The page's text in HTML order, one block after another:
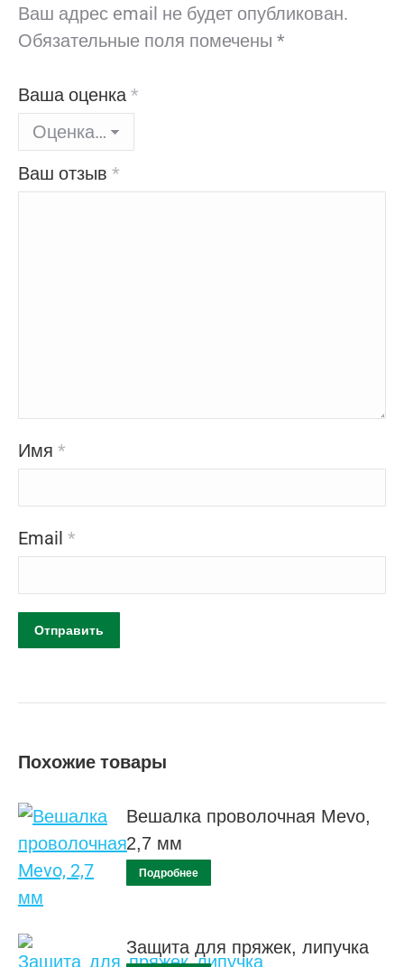
Ваш адрес email не будет опубликован.
Обязательные поля помечены *
Ваша оценка *
Ваш отзыв *
Имя *
Email *
Похожие товары
Вешалка проволочная Mevo,
2,7 мм
Подробнее
Защита для пряжек, липучка